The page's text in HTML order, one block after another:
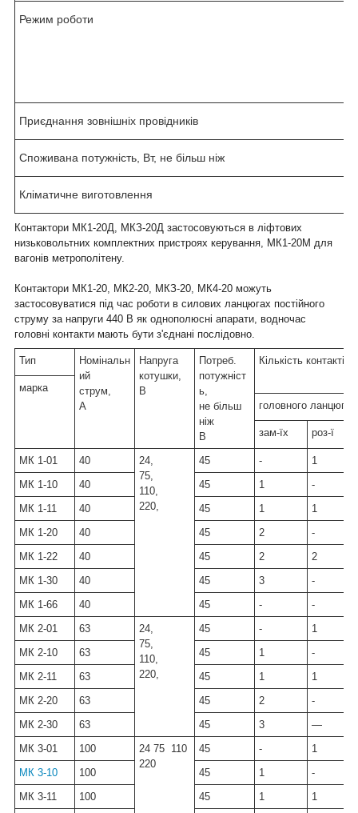
Режим роботи
Приєднання зовнішніх провідників
Споживана потужність, Вт, не більш ніж
Кліматичне виготовлення
Контактори МК1-20Д, МКЗ-20Д застосовуються в ліфтових
низьковольтних комплектних пристроях керування, МК1-20М для
вагонів метрополітену.
Контактори МК1-20, МК2-20, МКЗ-20, МК4-20 можуть
застосовуватися під час роботи в силових ланцюгах постійного
струму за напруги 440 В як однополюсні апарати, водночас
головні контакти мають бути з'єднані послідовно.
Тип
Номінальн
ий
струм,
А
Напруга
котушки,
В
Потреб.
потужніст
ь,
не більш
ніж
В
Кількість контактів
марка
головного ланцюга
зам-їх роз-ї
МК 1-01 40
24,
75,
110,
220,
45 -
1
МК 1-10
40 45 1
-
МК 1-11
40 45 1
1
МК 1-20
40 45 2
-
МК 1-22
40 45 2
2
МК 1-30
40 45 3
-
МК 1-66
40 45 -
-
МК 2-01
63
24,
75,
110,
220,
45 -
1
МК 2-10
63 45 1
-
МК 2-11
63 45 1
1
МК 2-20
63 45 2
-
МК 2-30
63 45 3
—
МК 3-01
100
24 75 110
220
45 -
1
МК 3-10
100 45 1
-
МК 3-11
100 45 1
1